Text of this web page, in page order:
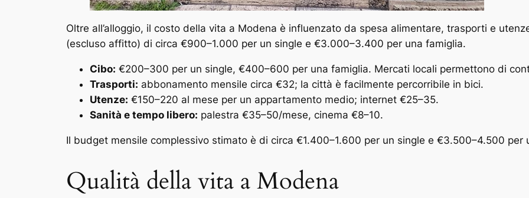
Oltre all’alloggio, il costo della vita a Modena è influenzato da spesa alimentare, trasporti e
(escluso affitto) di circa €900–1.000 per un single e €3.000–3.400 per una famiglia.
Cibo: €200–300 per un single, €400–600 per una famiglia. Mercati locali permettono di
Trasporti: abbonamento mensile circa €32; la città è facilmente percorribile in bici.
Utenze: €150–220 al mese per un appartamento medio; internet €25–35.
Sanità e tempo libero: palestra €35–50/mese, cinema €8–10.
Il budget mensile complessivo stimato è di circa €1.400–1.600 per un single e €3.500–4.500 per
Qualità della vita a Modena